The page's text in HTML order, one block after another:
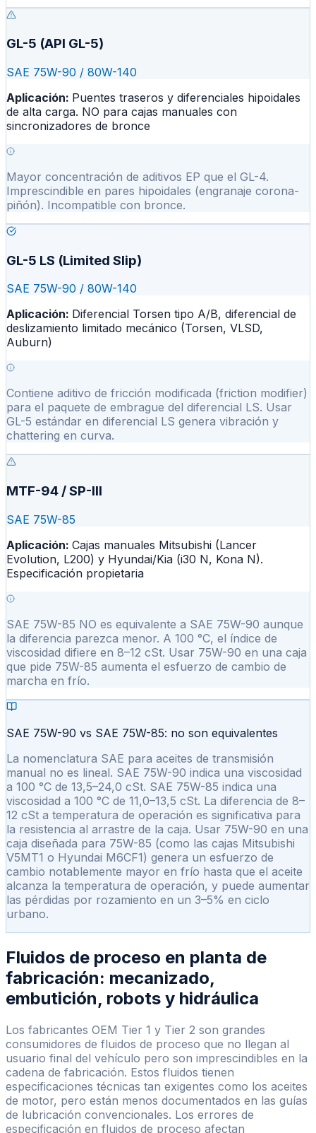
GL-5 (API GL-5)
SAE 75W-90 / 80W-140
Aplicación: Puentes traseros y diferenciales hipoidales
de alta carga. NO para cajas manuales con
sincronizadores de bronce
Mayor concentración de aditivos EP que el GL-4.
Imprescindible en pares hipoidales (engranaje corona-
piñón). Incompatible con bronce.
GL-5 LS (Limited Slip)
SAE 75W-90 / 80W-140
Aplicación: Diferencial Torsen tipo A/B, diferencial de
deslizamiento limitado mecánico (Torsen, VLSD,
Auburn)
Contiene aditivo de fricción modificada (friction modifier)
para el paquete de embrague del diferencial LS. Usar
GL-5 estándar en diferencial LS genera vibración y
chattering en curva.
MTF-94 / SP-III
SAE 75W-85
Aplicación: Cajas manuales Mitsubishi (Lancer
Evolution, L200) y Hyundai/Kia (i30 N, Kona N).
Especificación propietaria
SAE 75W-85 NO es equivalente a SAE 75W-90 aunque
la diferencia parezca menor. A 100 °C, el índice de
viscosidad difiere en 8–12 cSt. Usar 75W-90 en una caja
que pide 75W-85 aumenta el esfuerzo de cambio de
marcha en frío.
SAE 75W-90 vs SAE 75W-85: no son equivalentes
La nomenclatura SAE para aceites de transmisión
manual no es lineal. SAE 75W-90 indica una viscosidad
a 100 °C de 13,5–24,0 cSt. SAE 75W-85 indica una
viscosidad a 100 °C de 11,0–13,5 cSt. La diferencia de 8–
12 cSt a temperatura de operación es significativa para
la resistencia al arrastre de la caja. Usar 75W-90 en una
caja diseñada para 75W-85 (como las cajas Mitsubishi
V5MT1 o Hyundai M6CF1) genera un esfuerzo de
cambio notablemente mayor en frío hasta que el aceite
alcanza la temperatura de operación, y puede aumentar
las pérdidas por rozamiento en un 3–5% en ciclo
urbano.
Fluidos de proceso en planta de
fabricación: mecanizado,
embutición, robots y hidráulica
Los fabricantes OEM Tier 1 y Tier 2 son grandes
consumidores de fluidos de proceso que no llegan al
usuario final del vehículo pero son imprescindibles en la
cadena de fabricación. Estos fluidos tienen
especificaciones técnicas tan exigentes como los aceites
de motor, pero están menos documentados en las guías
de lubricación convencionales. Los errores de
especificación en fluidos de proceso afectan